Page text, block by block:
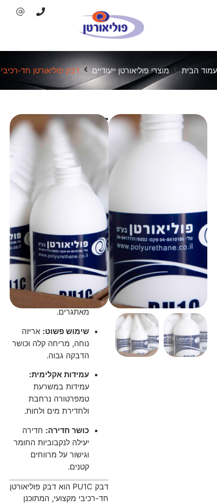
עמוד הבית מוצרי פוליאורטן ייעודיים דבק פוליאורטן חד‑רכיבי
דבק
פוליאורטן
חד‑רכיבי
תיאור המוצר
דבק פוליאורטן חד‑רכיבי חזק
להדבקת עץ, MDF וקצפים,
עמיד במים ומתאים לעבודות
נגרות ובנייה.
מערכת הדבקה יעילה, קלה
לשימוש ומתאימה לטווח
רחב של יישומים
חיבור מבני:
חזק ואמין
במיוחד בתנאי סביבה
מאתגרים.
שימוש פשוט: אריזה
נוחה, מריחה קלה וכושר
הדבקה גבוה.
עמידות אקלימית:
עמידות במשרעת
טמפרטורה נרחבת
ולחדירת מים ולחות.
כושר חדירה: חדירה
יעילה לנקבוביות החומר
וגישור על מרווחים
קטנים.
דבק PU1C הוא דבק פוליאורטן
חד-רכיבי מקצועי, המתוכנן